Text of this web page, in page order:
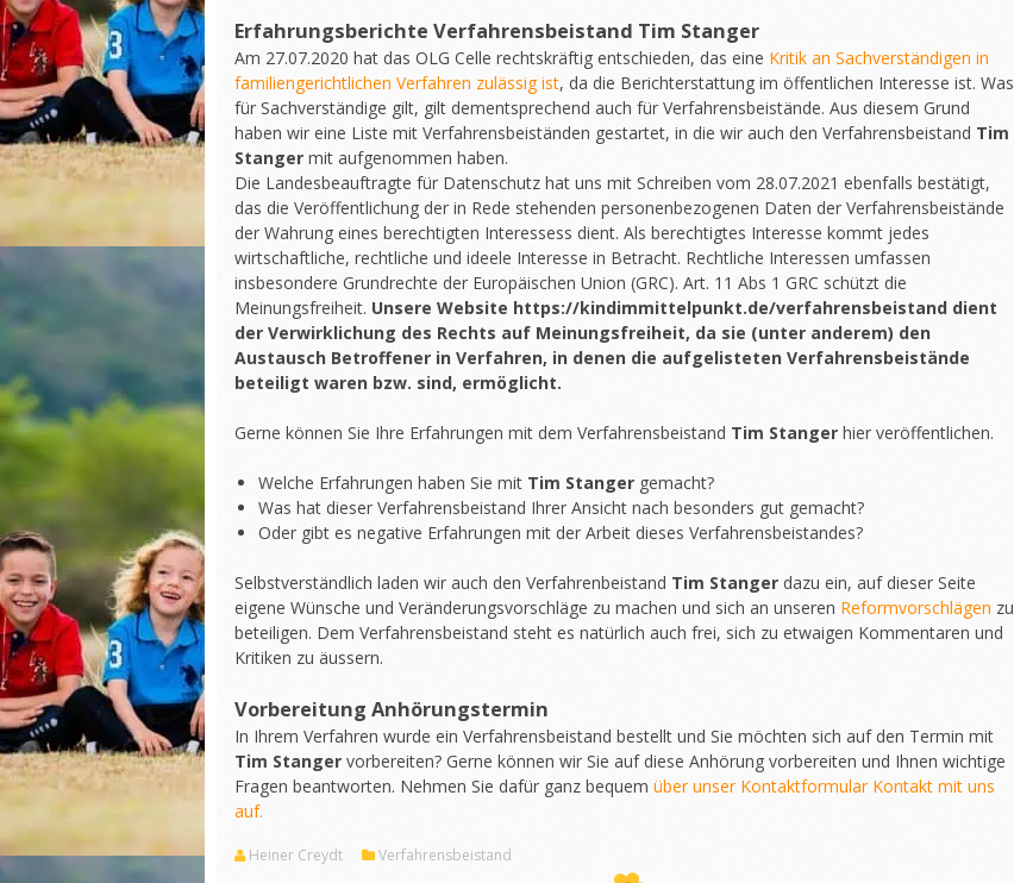
Erfahrungsberichte Verfahrensbeistand Tim Stanger
Am 27.07.2020 hat das OLG Celle rechtskräftig entschieden, das eine Kritik an Sachverständigen in
familiengerichtlichen Verfahren zulässig ist, da die Berichterstattung im öffentlichen Interesse ist. Was
für Sachverständige gilt, gilt dementsprechend auch für Verfahrensbeistände. Aus diesem Grund
haben wir eine Liste mit Verfahrensbeiständen gestartet, in die wir auch den Verfahrensbeistand Tim
Stanger mit aufgenommen haben.
Die Landesbeauftragte für Datenschutz hat uns mit Schreiben vom 28.07.2021 ebenfalls bestätigt,
das die Veröffentlichung der in Rede stehenden personenbezogenen Daten der Verfahrensbeistände
der Wahrung eines berechtigten Interessess dient. Als berechtigtes Interesse kommt jedes
wirtschaftliche, rechtliche und ideele Interesse in Betracht. Rechtliche Interessen umfassen
insbesondere Grundrechte der Europäischen Union (GRC). Art. 11 Abs 1 GRC schützt die
Meinungsfreiheit. Unsere Website https://kindimmittelpunkt.de/verfahrensbeistand dient
der Verwirklichung des Rechts auf Meinungsfreiheit, da sie (unter anderem) den
Austausch Betroffener in Verfahren, in denen die aufgelisteten Verfahrensbeistände
beteiligt waren bzw. sind, ermöglicht.
Gerne können Sie Ihre Erfahrungen mit dem Verfahrensbeistand Tim Stanger hier veröffentlichen.
Welche Erfahrungen haben Sie mit Tim Stanger gemacht?
Was hat dieser Verfahrensbeistand Ihrer Ansicht nach besonders gut gemacht?
Oder gibt es negative Erfahrungen mit der Arbeit dieses Verfahrensbeistandes?
Selbstverständlich laden wir auch den Verfahrenbeistand Tim Stanger dazu ein, auf dieser Seite
eigene Wünsche und Veränderungsvorschläge zu machen und sich an unseren Reformvorschlägen zu
beteiligen. Dem Verfahrensbeistand steht es natürlich auch frei, sich zu etwaigen Kommentaren und
Kritiken zu äussern.
Vorbereitung Anhörungstermin
In Ihrem Verfahren wurde ein Verfahrensbeistand bestellt und Sie möchten sich auf den Termin mit
Tim Stanger vorbereiten? Gerne können wir Sie auf diese Anhörung vorbereiten und Ihnen wichtige
Fragen beantworten. Nehmen Sie dafür ganz bequem über unser Kontaktformular Kontakt mit uns
auf.
Heiner Creydt Verfahrensbeistand